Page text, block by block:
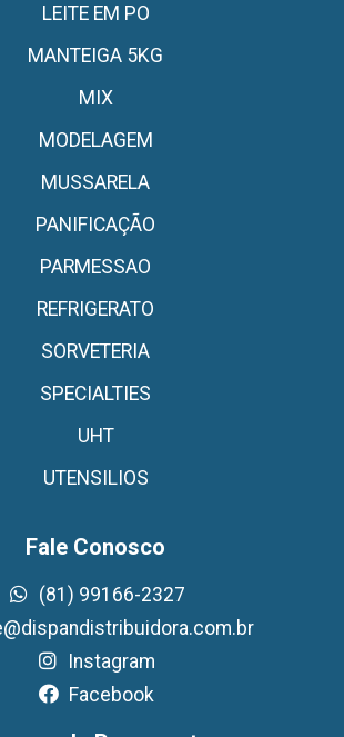
LEITE EM PO
MANTEIGA 5KG
MIX
MODELAGEM
MUSSARELA
PANIFICAÇÃO
PARMESSAO
REFRIGERATO
SORVETERIA
SPECIALTIES
UHT
UTENSILIOS
Fale Conosco
(81) 99166-2327
Instagram
Facebook